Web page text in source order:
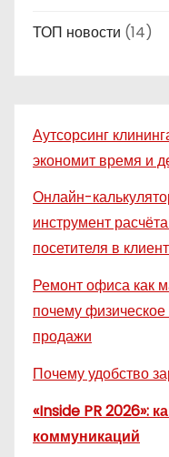
ТОП новости (14)
Аутсорсинг
экономит время и
Онлайн-
инструмент
посетителя в
Ремонт офиса как
почему
продажи
Почему удобство
«Inside PR 2026»:
коммуникаций